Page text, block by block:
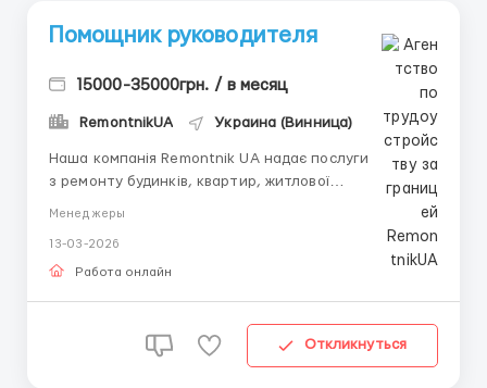
Помощник руководителя
15000-35000грн. / в месяц
RemontnikUA Украина (Винница)
Наша компанія Remontnik UA надає послуги
з ремонту будинків, квартир, житлової
та функціональні простори для наших клієнтів,
надаючи високоякісні послуги ремонту, реставра...
Менеджеры
13-03-2026
Работа онлайн
Откликнуться